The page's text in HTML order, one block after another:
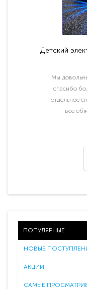
Детский
Мы
спасибо
отдельное
все
ПОПУЛЯРНЫЕ
НОВЫЕ
АКЦИИ
САМЫЕ